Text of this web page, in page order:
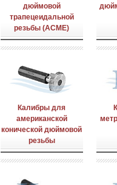
дюймовой
трапецеидальной
резьбы (АСМЕ)
Калибры для
американской
конической дюймовой
резьбы